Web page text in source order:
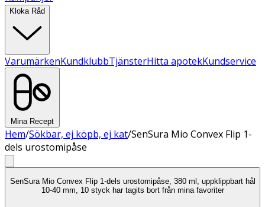
Kloka Råd
VarumärkenKundklubbTjänsterHitta apotekKundservice
Mina Recept
Hem/Sökbar, ej köpb, ej kat/SenSura Mio Convex Flip 1-
dels urostomipåse
SenSura Mio Convex Flip 1-dels urostomipåse, 380 ml, uppklippbart hål
10-40 mm, 10 styck har tagits bort från mina favoriter